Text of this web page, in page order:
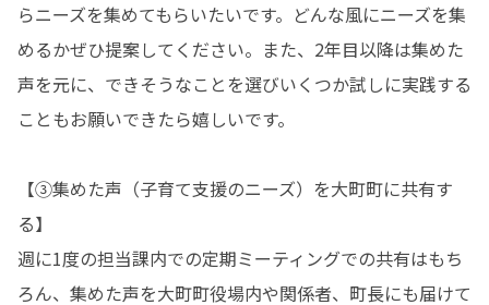
らニーズを集めてもらいたいです。どんな風にニーズを集
めるかぜひ提案してください。また、2年目以降は集めた
声を元に、できそうなことを選びいくつか試しに実践する
こともお願いできたら嬉しいです。
【③集めた声（子育て支援のニーズ）を大町町に共有す
る】
週に1度の担当課内での定期ミーティングでの共有はもち
ろん、集めた声を大町町役場内や関係者、町長にも届けて